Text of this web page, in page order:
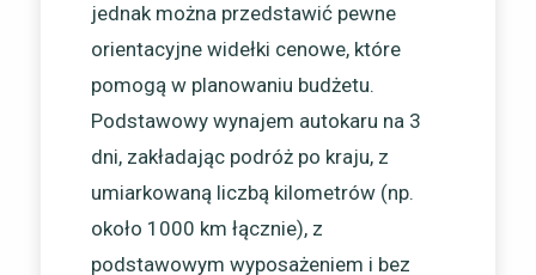
jednak można przedstawić pewne
orientacyjne widełki cenowe, które
pomogą w planowaniu budżetu.
Podstawowy wynajem autokaru na 3
dni, zakładając podróż po kraju, z
umiarkowaną liczbą kilometrów (np.
około 1000 km łącznie), z
podstawowym wyposażeniem i bez